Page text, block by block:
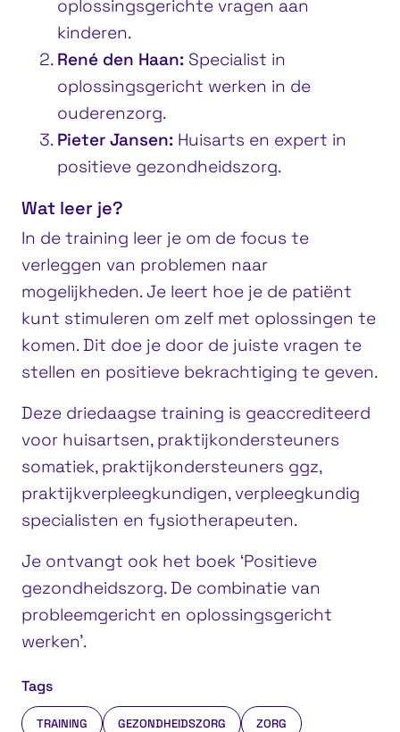
oplossingsgerichte vragen aan
kinderen.
René den Haan: Specialist in
oplossingsgericht werken in de
ouderenzorg.
Pieter Jansen: Huisarts en expert in
positieve gezondheidszorg.
Wat leer je?
In de training leer je om de focus te
verleggen van problemen naar
mogelijkheden. Je leert hoe je de patiënt
kunt stimuleren om zelf met oplossingen te
komen. Dit doe je door de juiste vragen te
stellen en positieve bekrachtiging te geven.
Deze driedaagse training is geaccrediteerd
voor huisartsen, praktijkondersteuners
somatiek, praktijkondersteuners ggz,
praktijkverpleegkundigen, verpleegkundig
specialisten en fysiotherapeuten.
Je ontvangt ook het boek ‘Positieve
gezondheidszorg. De combinatie van
probleemgericht en oplossingsgericht
werken’.
Tags
TRAINING GEZONDHEIDSZORG ZORG